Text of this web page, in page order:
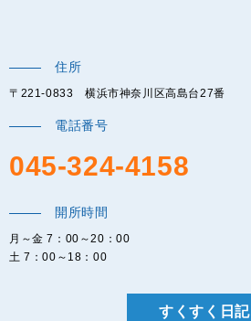
住所
〒221-0833 横浜市神奈川区高島台27番
電話番号
045-324-4158
開所時間
月～金 7：00～20：00
土 7：00～18：00
すくすく日記